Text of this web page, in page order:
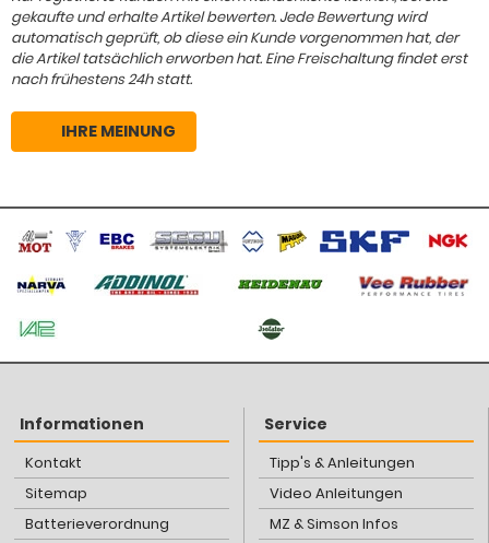
gekaufte und erhalte Artikel bewerten. Jede Bewertung wird
automatisch geprüft, ob diese ein Kunde vorgenommen hat, der
die Artikel tatsächlich erworben hat. Eine Freischaltung findet erst
nach frühestens 24h statt.
IHRE MEINUNG
Informationen
Kontakt
Sitemap
Batterieverordnung
Service
Tipp's & Anleitungen
Video Anleitungen
MZ & Simson Infos